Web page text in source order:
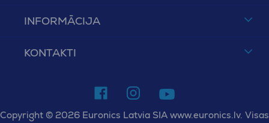
INFORMĀCIJA
KONTAKTI
Copyright © 2026 Euronics Latvia SIA www.euronics.lv. Visas